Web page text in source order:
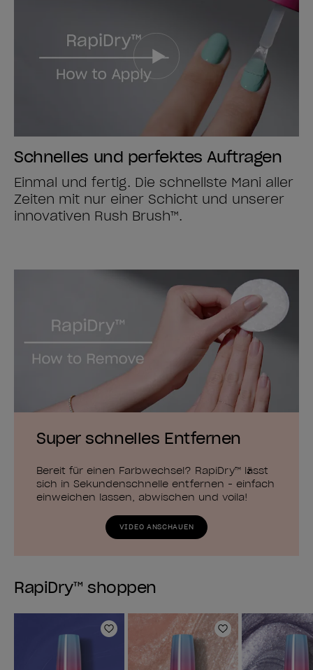
Schnelles und perfektes Auftragen
Einmal und fertig. Die schnellste Mani aller
Zeiten mit nur einer Schicht und unserer
innovativen Rush Brush™.
Super schnelles Entfernen
Bereit für einen Farbwechsel? RapiDry™ lässt
sich in Sekundenschnelle entfernen - einfach
einweichen lassen, abwischen und voila!
VIDEO ANSCHAUEN
RapiDry™ shoppen
Zur Wunschliste hinzufügen
Zur